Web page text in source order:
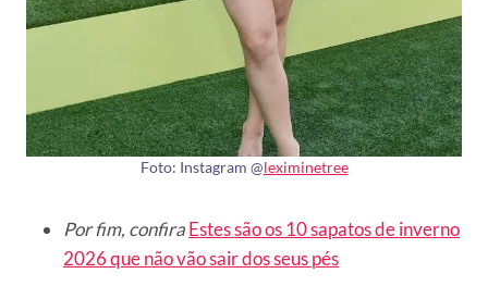
Foto: Instagram @leximinetree
Por fim, confiraEstes são os 10 sapatos de inverno
2026 que não vão sair dos seus pés